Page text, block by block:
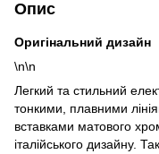
Опис
Оригінальний дизайн
\n\n
Легкий та стильний
тонкими, плавними
вставками матового
італійського дизайну.